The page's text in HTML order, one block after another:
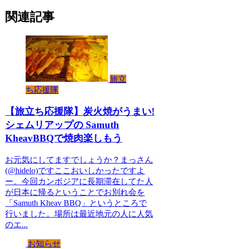
関連記事
旅立
ち応援隊
【旅立ち応援隊】炭火焼がうまい!
シェムリアップの Samuth
KheavBBQで焼肉楽しもう
お元気にしてますでしょうか？まっさん
(@hidelo)ですここおいしかったですよ
ー。今回カンボジアに長期滞在してた人
が日本に帰るということでお別れ会を
「Samuth Kheav BBQ」というところで
行いました。場所は最近地元の人に人気
のエ...
お知らせ